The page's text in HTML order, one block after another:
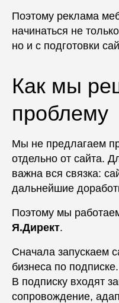
Поэтому реклама
начинаться не
но и с подготовки
Как мы
проблему
Мы не предлагаем
отдельно от сайта.
важна вся связка:
дальнейшие
Поэтому мы
Я.Директ.
Сначала запускаем
бизнеса по
В подписку входят
сопровождение,